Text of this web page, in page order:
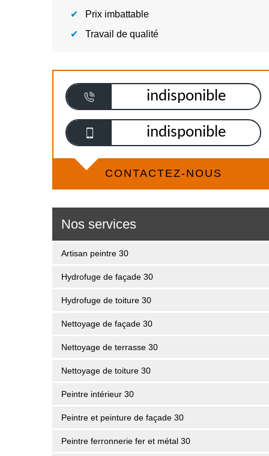
Prix imbattable
Travail de qualité
indisponible
indisponible
CONTACTEZ-NOUS
Nos services
Artisan peintre 30
Hydrofuge de façade 30
Hydrofuge de toiture 30
Nettoyage de façade 30
Nettoyage de terrasse 30
Nettoyage de toiture 30
Peintre intérieur 30
Peintre et peinture de façade 30
Peintre ferronnerie fer et métal 30